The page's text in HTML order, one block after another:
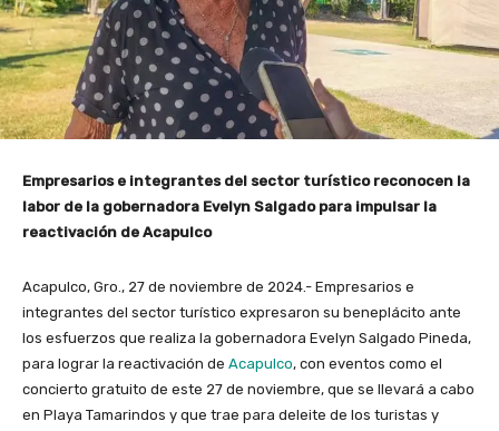
Empresarios e integrantes del sector turístico reconocen la
labor de la gobernadora Evelyn Salgado para impulsar la
reactivación de Acapulco
Acapulco, Gro., 27 de noviembre de 2024.- Empresarios e
integrantes del sector turístico expresaron su beneplácito ante
los esfuerzos que realiza la gobernadora Evelyn Salgado Pineda,
para lograr la reactivación de Acapulco, con eventos como el
concierto gratuito de este 27 de noviembre, que se llevará a cabo
en Playa Tamarindos y que trae para deleite de los turistas y